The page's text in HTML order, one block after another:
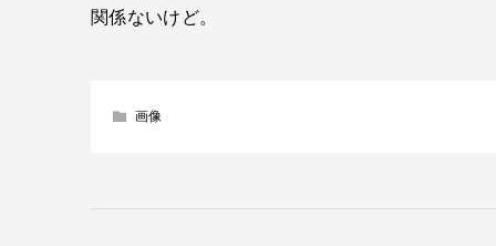
関係ないけど。
画像